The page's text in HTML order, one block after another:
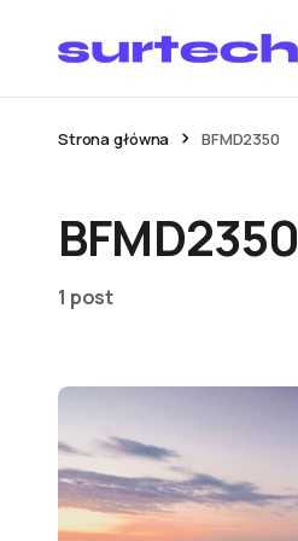
Strona główna BFMD2350
BFMD2350
1 post